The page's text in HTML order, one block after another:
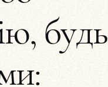
будь